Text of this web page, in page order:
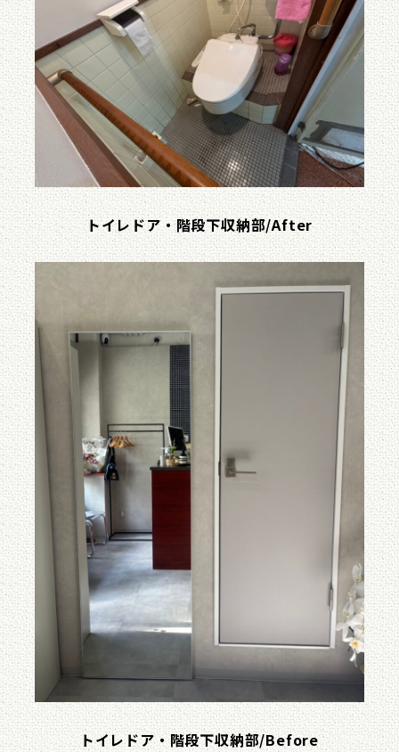
トイレドア・階段下収納部/After
トイレドア・階段下収納部/Before